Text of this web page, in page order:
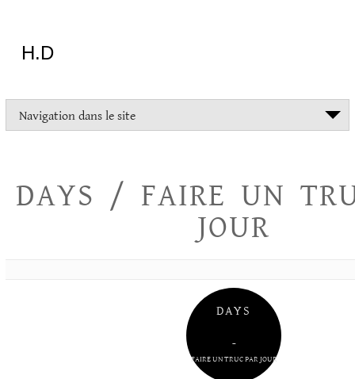
H.D
tout
essayer
Navigation dans le site
DAYS / FAIRE UN
JOUR
DAYS
–
FAIRE UN TRUC PAR JOUR